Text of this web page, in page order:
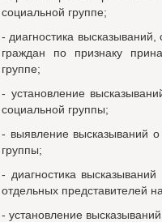
социальной группе;
- диагностика
граждан по признаку
группе;
- установление
социальной группы;
- выявление высказываний
группы;
- диагностика
отдельных представителей
- установление